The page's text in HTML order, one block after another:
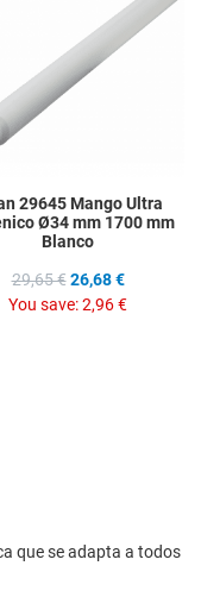
29645 Mango Ultra
Ø34 mm 1700 mm
Blanco
29,65 € 26,68 €
You save:2,96 €
que se adapta a todos